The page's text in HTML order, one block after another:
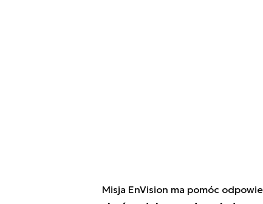
Misja EnVision ma pomóc